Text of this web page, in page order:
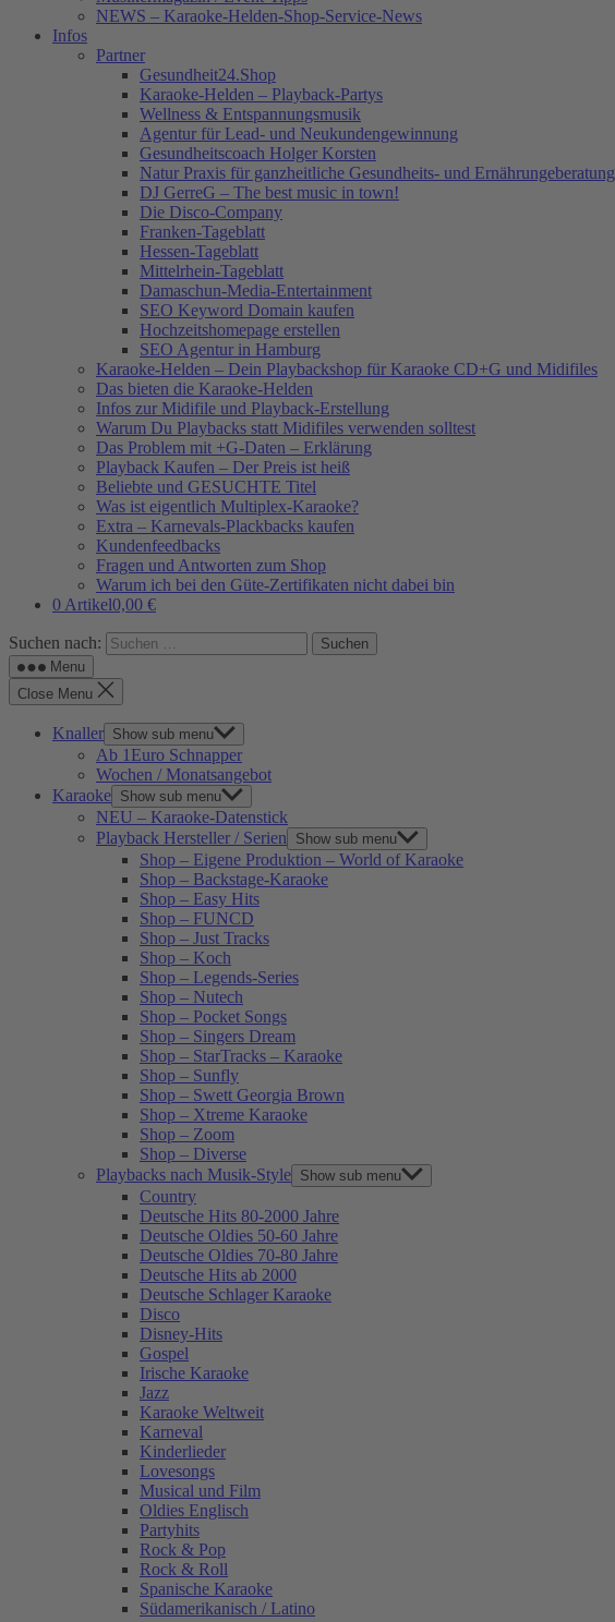
NEWS – Karaoke-Helden-Shop-Service-News
Infos
Partner
Gesundheit24.Shop
Karaoke-Helden – Playback-Partys
Wellness & Entspannungsmusik
Agentur für Lead- und Neukundengewinnung
Gesundheitscoach Holger Korsten
Natur Praxis für ganzheitliche Gesundheits- und Ernährungeberatung
DJ GerreG – The best music in town!
Die Disco-Company
Franken-Tageblatt
Hessen-Tageblatt
Mittelrhein-Tageblatt
Damaschun-Media-Entertainment
SEO Keyword Domain kaufen
Hochzeitshomepage erstellen
SEO Agentur in Hamburg
Karaoke-Helden – Dein Playbackshop für Karaoke CD+G und Midifiles
Das bieten die Karaoke-Helden
Infos zur Midifile und Playback-Erstellung
Warum Du Playbacks statt Midifiles verwenden solltest
Das Problem mit +G-Daten – Erklärung
Playback Kaufen – Der Preis ist heiß
Beliebte und GESUCHTE Titel
Was ist eigentlich Multiplex-Karaoke?
Extra – Karnevals-Plackbacks kaufen
Kundenfeedbacks
Fragen und Antworten zum Shop
Warum ich bei den Güte-Zertifikaten nicht dabei bin
0 Artikel0,00 €
Suchen nach:
Menu
Close Menu
Knaller Show sub menu
Ab 1Euro Schnapper
Wochen / Monatsangebot
Karaoke Show sub menu
NEU – Karaoke-Datenstick
Playback Hersteller / Serien
Show sub menu
Shop – Eigene Produktion – World of Karaoke
Shop – Backstage-Karaoke
Shop – Easy Hits
Shop – FUNCD
Shop – Just Tracks
Shop – Koch
Shop – Legends-Series
Shop – Nutech
Shop – Pocket Songs
Shop – Singers Dream
Shop – StarTracks – Karaoke
Shop – Sunfly
Shop – Swett Georgia Brown
Shop – Xtreme Karaoke
Shop – Zoom
Shop – Diverse
Playbacks nach Musik-Style Show sub menu
Country
Deutsche Hits 80-2000 Jahre
Deutsche Oldies 50-60 Jahre
Deutsche Oldies 70-80 Jahre
Deutsche Hits ab 2000
Deutsche Schlager Karaoke
Disco
Disney-Hits
Gospel
Irische Karaoke
Jazz
Karaoke Weltweit
Karneval
Kinderlieder
Lovesongs
Musical und Film
Oldies Englisch
Partyhits
Rock & Pop
Rock & Roll
Spanische Karaoke
Südamerikanisch / Latino